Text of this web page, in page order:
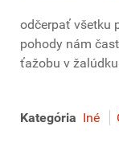
odčerpať všetku
pohody nám
ťažobu v
Kategória Iné